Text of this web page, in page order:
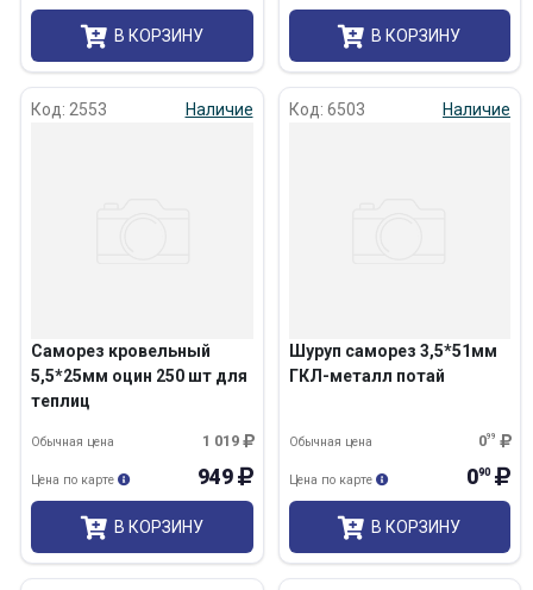
В КОРЗИНУ В КОРЗИНУ
Код: 2553 Наличие
Саморез кровельный
5,5*25мм оцин 250 шт для
теплиц
1 019
Обычная цена
949
Цена по карте
В КОРЗИНУ
Код: 6503 Наличие
Шуруп саморез 3,5*51мм
ГКЛ-металл потай
099
Обычная цена
090
Цена по карте
В КОРЗИНУ